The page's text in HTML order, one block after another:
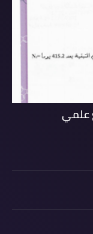
علمي